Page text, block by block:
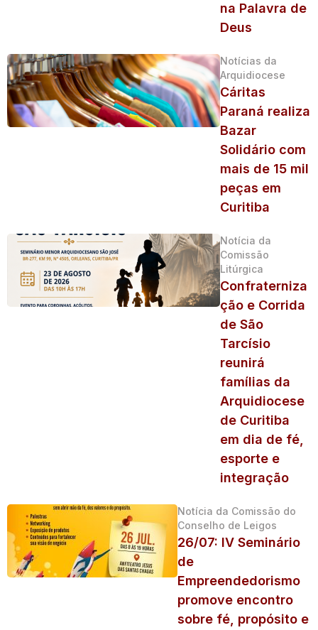
na Palavra de
Deus
Notícias da
Arquidiocese
Cáritas
Paraná realiza
Bazar
Solidário com
mais de 15 mil
peças em
Curitiba
Notícia da
Comissão
Litúrgica
Confraterniza
ção e Corrida
de São
Tarcísio
reunirá
famílias da
Arquidiocese
de Curitiba
em dia de fé,
esporte e
integração
Notícia da Comissão do
Conselho de Leigos
26/07: IV Seminário
de
Empreendedorismo
promove encontro
sobre fé, propósito e